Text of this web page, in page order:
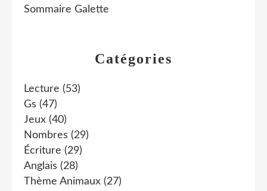
Catégories
Lecture (53)
Gs (47)
Jeux (40)
Nombres (29)
Écriture (29)
Anglais (28)
Thème Animaux (27)
Sommaire Galette